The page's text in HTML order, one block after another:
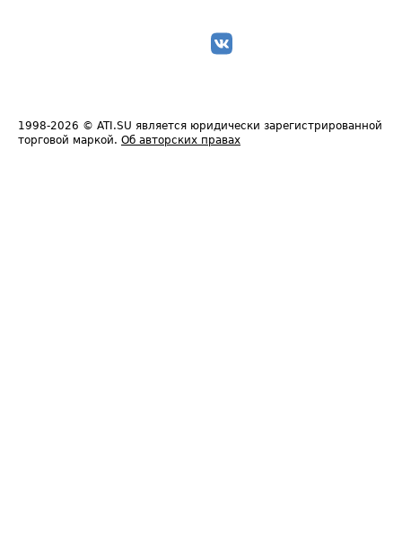
1998-2026 © ATI.SU является юридически зарегистрированной
торговой маркой. Об авторских правах